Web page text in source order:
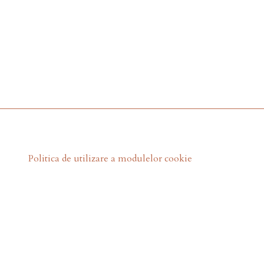
Politica de utilizare a modulelor cookie